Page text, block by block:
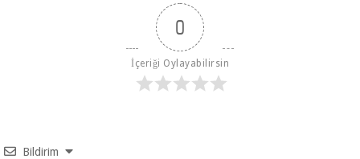
0
İçeriği Oylayabilirsin
Bildirim